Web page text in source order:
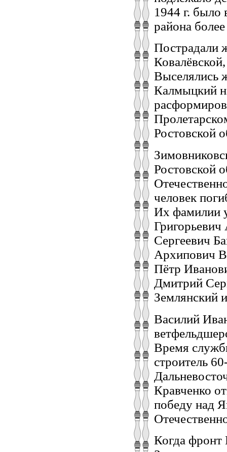
1944 г. было
района
Пострадали
Выселялись
Калмыцкий
Ростовской
Ростовской
человек
Их фамилии
Сергеевич
Архипович
Пётр
Дмитрий
Землянский
Василий
Время
строитель
Кравченко
победу над
Когда фронт